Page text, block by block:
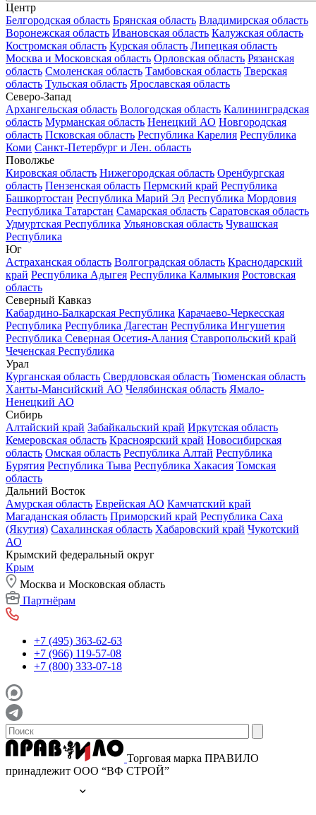
Центр
Белгородская область Брянская область Владимирская область
Воронежская область Ивановская область Калужская область
Костромская область Курская область Липецкая область
Москва и Московская область Орловская область Рязанская
область Смоленская область Тамбовская область Тверская
область Тульская область Ярославская область
Северо-Запад
Архангельская область Вологодская область Калининградская
область Мурманская область Ненецкий АО Новгородская
область Псковская область Республика Карелия Республика
Коми Санкт-Петербург и Лен. область
Поволжье
Кировская область Нижегородская область Оренбургская
область Пензенская область Пермский край Республика
Башкортостан Республика Марий Эл Республика Мордовия
Республика Татарстан Самарская область Саратовская область
Удмуртская Республика Ульяновская область Чувашская
Республика
Юг
Астраханская область Волгоградская область Краснодарский
край Республика Адыгея Республика Калмыкия Ростовская
область
Северный Кавказ
Кабардино-Балкарская Республика Карачаево-Черкесская
Республика Республика Дагестан Республика Ингушетия
Республика Северная Осетия-Алания Ставропольский край
Чеченская Республика
Урал
Курганская область Свердловская область Тюменская область
Ханты-Мансийский АО Челябинская область Ямало-
Ненецкий АО
Сибирь
Алтайский край Забайкальский край Иркутская область
Кемеровская область Красноярский край Новосибирская
область Омская область Республика Алтай Республика
Бурятия Республика Тыва Республика Хакасия Томская
область
Дальний Восток
Амурская область Еврейская АО Камчатский край
Магаданская область Приморский край Республика Саха
(Якутия) Сахалинская область Хабаровский край Чукотский
АО
Крымский федеральный округ
Крым
Москва и Московская область
Партнёрам
+7 (495) 363-62-63
+7 (966) 119-57-08
+7 (800) 333-07-18
Торговая марка ПРАВИЛО
принадлежит ООО “ВФ СТРОЙ”